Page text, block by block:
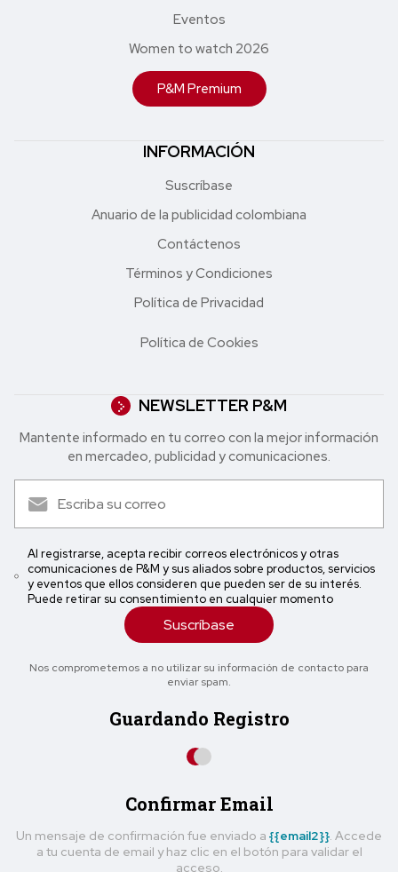
Eventos
Women to watch 2026
P&M Premium
INFORMACIÓN
Suscríbase
Anuario de la publicidad colombiana
Contáctenos
Términos y Condiciones
Política de Privacidad
Política de Cookies
NEWSLETTER P&M
Mantente informado en tu correo con la mejor in formación
en mercadeo, publicidad y comunicaciones.
Al registrarse, acepta recibir correos electrónicos y otras
comunicaciones de P&M y sus aliados sobre productos, servicios
y eventos que ellos consideren que pueden ser de su interés.
Puede retirar su consentimiento en cualquier momento
Suscríbase
Nos comprometemos a no utilizar su información de contacto para
enviar spam.
Guardando Registro
Confirmar Email
Un mensaje de confirmación fue enviado a {{email2}} . Accede
a tu cuenta de email y haz clic en el botón para validar el
acceso.